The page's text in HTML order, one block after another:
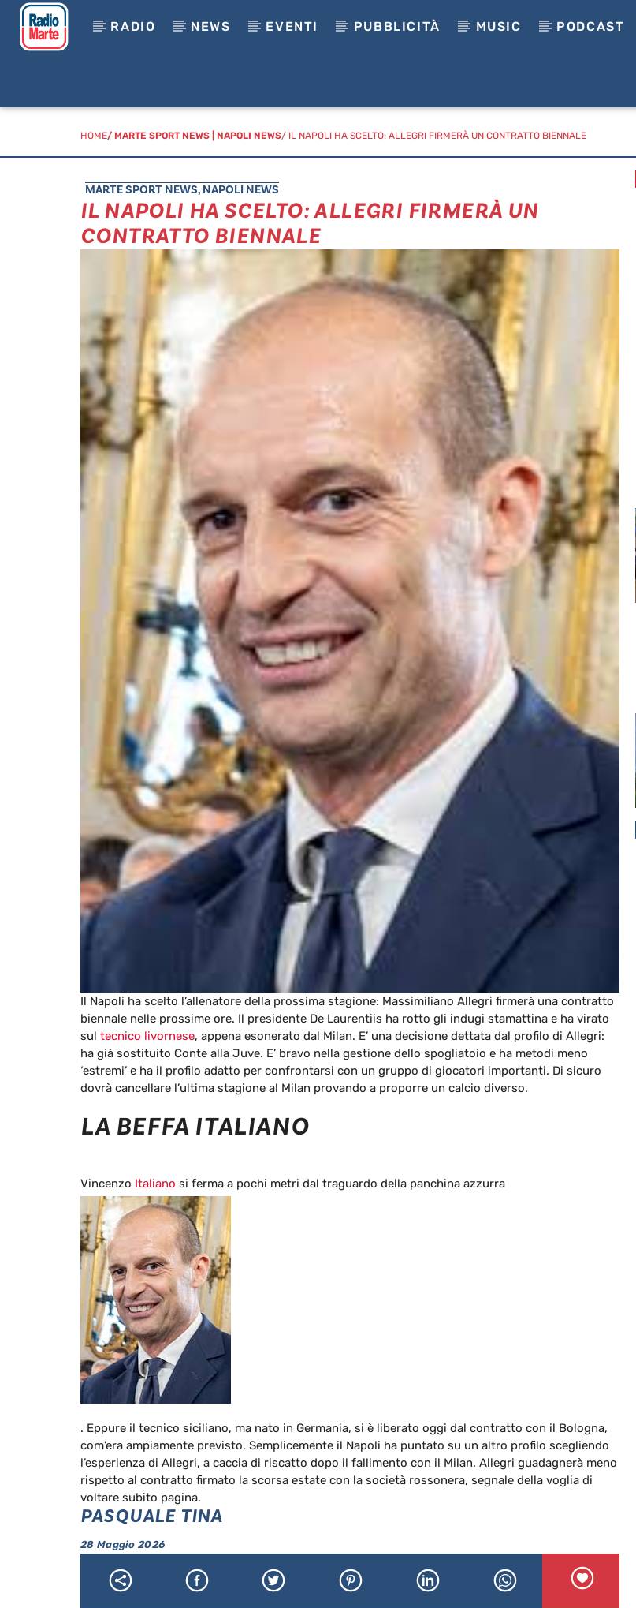
RADIO NEWS EVENTI PUBBLICITÀ MUSIC PODCAST
HOME/ MARTE SPORT NEWS NAPOLI NEWS/ IL NAPOLI HA SCELTO: ALLEGRI FIRMERÀ UN CONTRATTO BIENNALE
MARTE SPORT NEWS, NAPOLI NEWS
IL NAPOLI HA SCELTO: ALLEGRI FIRMERÀ UN
CONTRATTO BIENNALE
Il Napoli ha scelto l’allenatore della prossima stagione: Massimiliano Allegri firmerà una contratto
biennale nelle prossime ore. Il presidente De Laurentiis ha rotto gli indugi stamattina e ha virato
sul tecnico livornese, appena esonerato dal Milan. E’ una decisione dettata dal profilo di Allegri:
ha già sostituito Conte alla Juve. E’ bravo nella gestione dello spogliatoio e ha metodi meno
‘estremi’ e ha il profilo adatto per confrontarsi con un gruppo di giocatori importanti. Di sicuro
dovrà cancellare l’ultima stagione al Milan provando a proporre un calcio diverso.
LA BEFFA ITALIANO
Vincenzo Italiano si ferma a pochi metri dal traguardo della panchina azzurra
. Eppure il tecnico siciliano, ma nato in Germania, si è liberato oggi dal contratto con il Bologna,
com’era ampiamente previsto. Semplicemente il Napoli ha puntato su un altro profilo scegliendo
l’esperienza di Allegri, a caccia di riscatto dopo il fallimento con il Milan. Allegri guadagnerà meno
rispetto al contratto firmato la scorsa estate con la società rossonera, segnale della voglia di
voltare subito pagina.
PASQUALE TINA
28 Maggio 2026